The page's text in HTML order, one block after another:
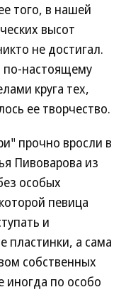
того, в нашей
высот
не достигал.
по-настоящему
круга тех,
ее творчество.
прочно вросли в
Пивоварова из
особых
певица
и
пластинки, а сама
собственных
иногда по особо